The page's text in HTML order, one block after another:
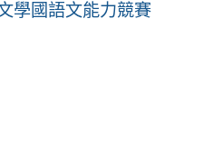
學國語文能力競賽